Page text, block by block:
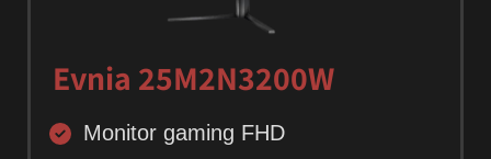
Evnia 25M2N3200W
Monitor gaming FHD